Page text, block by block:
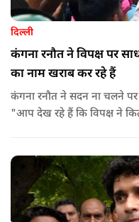
दिल्ली
कंगना रनौत ने विपक्ष पर
का नाम खराब कर रहे हैं
कंगना रनौत ने सदन ना चलने पर
"आप देख रहे हैं कि विपक्ष ने
देश के सामने साफ हो रही है. और